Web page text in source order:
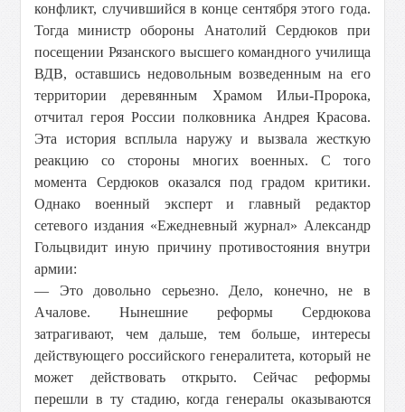
конфликт, случившийся в конце сентября этого года.
Тогда министр обороны Анатолий Сердюков при
посещении Рязанского высшего командного училища
ВДВ, оставшись недовольным возведенным на его
территории деревянным Храмом Ильи-Пророка,
отчитал героя России полковника Андрея Красова.
Эта история всплыла наружу и вызвала жесткую
реакцию со стороны многих военных. С того
момента Сердюков оказался под градом критики.
Однако военный эксперт и главный редактор
сетевого издания «Ежедневный журнал» Александр
Гольцвидит иную причину противостояния внутри
армии:
— Это довольно серьезно. Дело, конечно, не в
Ачалове. Нынешние реформы Сердюкова
затрагивают, чем дальше, тем больше, интересы
действующего российского генералитета, который не
может действовать открыто. Сейчас реформы
перешли в ту стадию, когда генералы оказываются